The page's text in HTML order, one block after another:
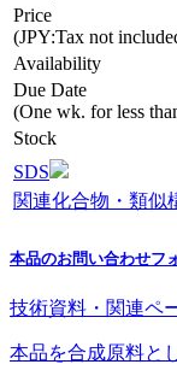
Price
(JPY:Tax not
Availability
Due Date
(One wk. for less
Stock
SDS
関連化合物・類似
本品のお問い合わせフ
技術資料・関連ペ
本品を合成原料と